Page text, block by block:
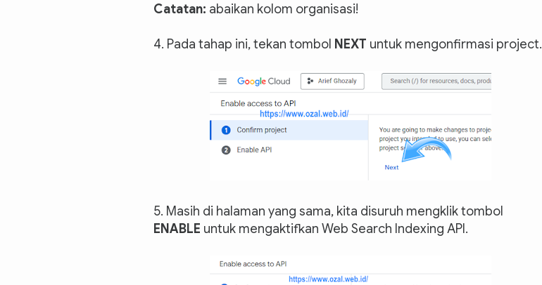
Catatan: abaikan kolom organisasi!
4. Pada tahap ini, tekan tombol NEXT untuk mengonfirmasi project.
5. Masih di halaman yang sama, kita disuruh mengklik tombol
ENABLE untuk mengaktifkan Web Search Indexing API.